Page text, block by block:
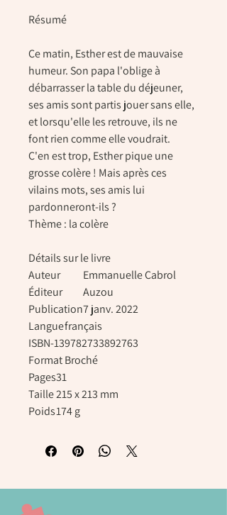
Résumé
Ce matin, Esther est de mauvaise
humeur. Son papa l'oblige à
débarrasser la table du déjeuner,
ses amis sont partis jouer sans elle,
et lorsqu'elle les retrouve, ils ne
font rien comme elle voudrait.
C'en est trop, Esther pique une
grosse colère ! Mais après ces
vilains mots, ses amis lui
pardonneront-ils ?
Thème : la colère
Détails sur le livre
Auteur
Emmanuelle Cabrol
Éditeur
Auzou
Publication7 janv. 2022
Languefrançais
ISBN-139782733892763
FormatBroché
Pages31
Taille215 x 213 mm
Poids174 g